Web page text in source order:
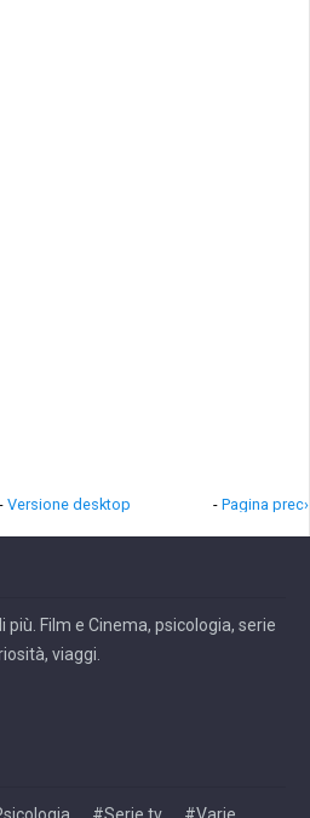
- Pagina prec›
- Versione desktop
Film e Cinema, psicologia, serie
viaggi.